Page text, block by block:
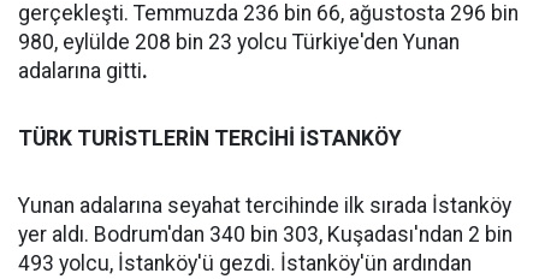
gerçekleşti. Temmuzda 236 bin 66, ağustosta 296 bin
980, eylülde 208 bin 23 yolcu Türkiye'den Yunan
adalarına gitti.
TÜRK TURİSTLERİN TERCİHİ İSTANKÖY
Yunan adalarına seyahat tercihinde ilk sırada İstanköy
yer aldı. Bodrum'dan 340 bin 303, Kuşadası'ndan 2 bin
493 yolcu, İstanköy'ü gezdi. İstanköy'ün ardından